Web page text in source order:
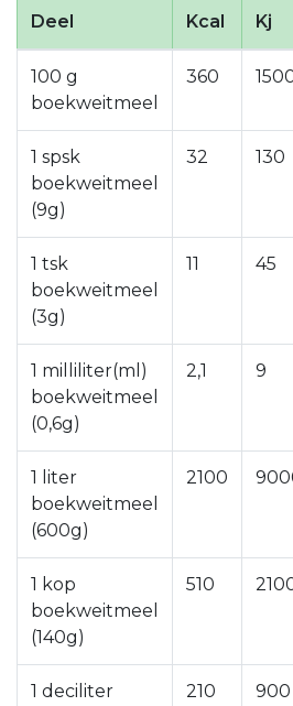
Deel Kcal Kj
100 g
boekweitmeel
360
1 spsk
boekweitmeel
(9g)
32 130
1 tsk
boekweitmeel
(3g)
11 45
1 milliliter(ml)
boekweitmeel
(0,6g)
2,1 9
1 liter
boekweitmeel
(600g)
2100
1 kop
boekweitmeel
(140g)
510
1 deciliter
210 900